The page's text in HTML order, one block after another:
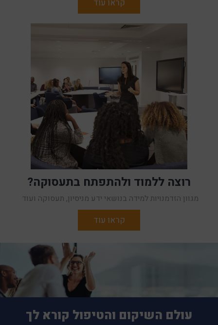
שהוא/היא טובים בה? מוזמנים להגשים חלום ולבחור לעשות
מעמדם התעסוקתי והחברתי של מתמודדים עם מגבלה נפשית ,
מפרנסת דרך תהליך שיקום מקצועי, על ידי הקמת עסק / פיתוח
יזמות והעסקה עצמית , ושילובם בקהילה כתורמים.
קראו עוד
בין אם פנית למסלול יזמי או שהתשוקה שלך היא עבודה עם ידע
מניסיון - מגוון של סדנאות, הרצאות וימי עיון יוכלו לסייע לך
להמשיך ולבסס את זהותך המקצועית, לפתח מומחיות ולרכוש
כלים חדשניים ועדכניים
רוצה ללמוד ולהתפתח בתעסוקה?
מגוון הזדמנויות למידה בנושאי ידע מניסיון, תעסוקה ועוד
קראו עוד
עולם השיקום והטיפול קורא לך